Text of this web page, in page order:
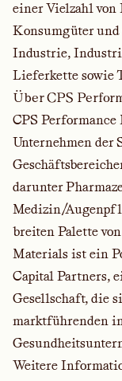
einer Vielzahl von
Konsumgüter
Industrie,
Lieferkette sowie
Über CPS
CPS
Unternehmen der
darunter
Medizin/
breiten Palette
Materials ist ein
Capital Partners,
Gesellschaft, die
marktführenden
Weitere